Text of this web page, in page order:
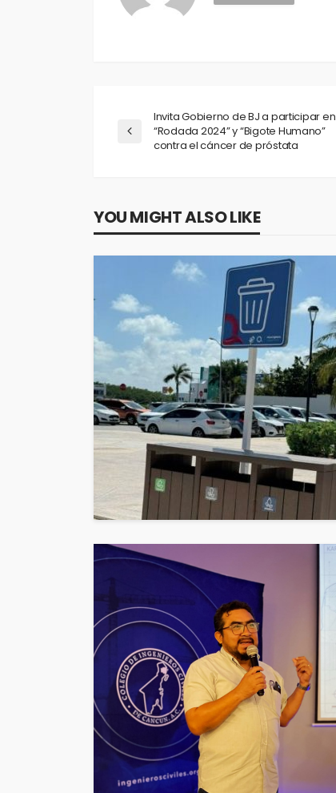
Invita Gobierno de BJ a participar en
“Rodada 2024” y “Bigote Humano”
contra el cáncer de próstata
YOU MIGHT ALSO LIKE